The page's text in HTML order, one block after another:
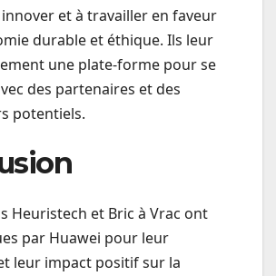
et à travailler en faveur
durable et éthique. Ils leur
une plate-forme pour se
des partenaires et des
potentiels.
Heuristech et Bric à Vrac ont
par Huawei pour leur
leur impact positif sur la